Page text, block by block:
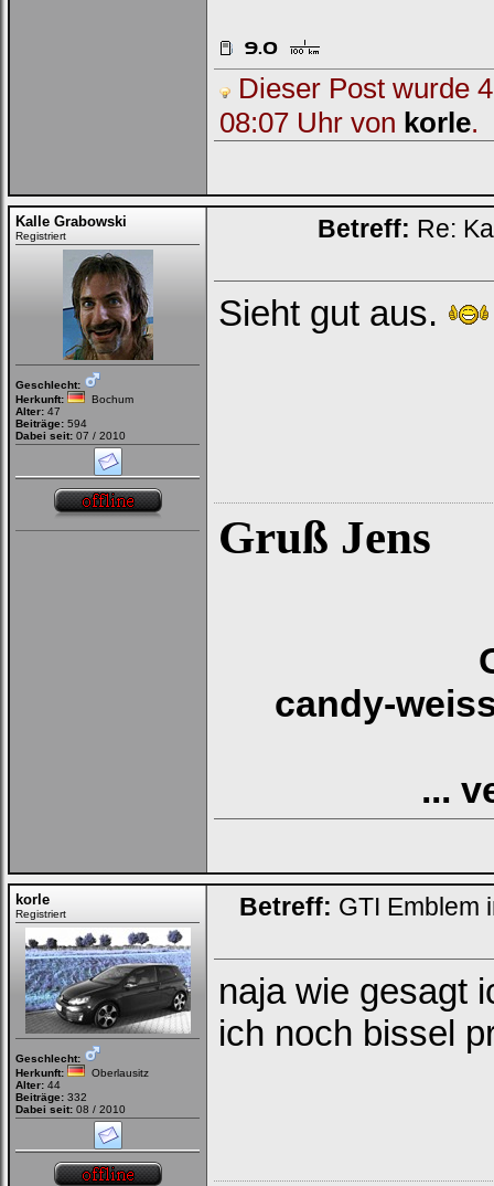
Dieser Post wurde
08:07 Uhr von korle.
Kalle Grabowski
Registriert
Geschlecht:
Herkunft:
Bochum
Alter: 47
Beiträge: 594
Dabei seit: 07 / 2010
Betreff: Re:
Sieht gut aus.
Gruß Jens
candy-
...
korle
Registriert
Geschlecht:
Herkunft:
Oberlausitz
Alter: 44
Beiträge: 332
Dabei seit: 08 / 2010
Betreff: GTI
naja wie gesagt
ich noch bissel